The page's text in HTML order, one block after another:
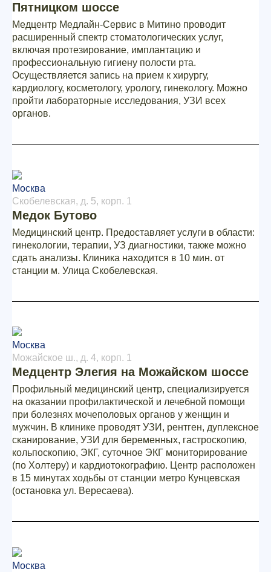
Пятницком шоссе
Медцентр Медлайн-Сервис в Митино проводит
расширенный спектр стоматологических услуг,
включая протезирование, имплантацию и
профессиональную гигиену полости рта.
Осуществляется запись на прием к хирургу,
кардиологу, косметологу, урологу, гинекологу. Можно
пройти лабораторные исследования, УЗИ всех
органов.
Москва
Скобелевская, д. 5, корп. 1
Медок Бутово
Медицинский центр. Предоставляет услуги в области:
гинекологии, терапии, УЗ диагностики, также можно
сдать анализы. Клиника находится в 10 мин. от
станции м. Улица Скобелевская.
Москва
Можайское ш., д. 4, корп. 1
Медцентр Элегия на Можайском шоссе
Профильный медицинский центр, специализируется
на оказании профилактической и лечебной помощи
при болезнях мочеполовых органов у женщин и
мужчин. В клинике проводят УЗИ, рентген, дуплексное
сканирование, УЗИ для беременных, гастроскопию,
кольпоскопию, ЭКГ, суточное ЭКГ мониторирование
(по Холтеру) и кардиотокографию. Центр расположен
в 15 минутах ходьбы от станции метро Кунцевская
(остановка ул. Вересаева).
Москва